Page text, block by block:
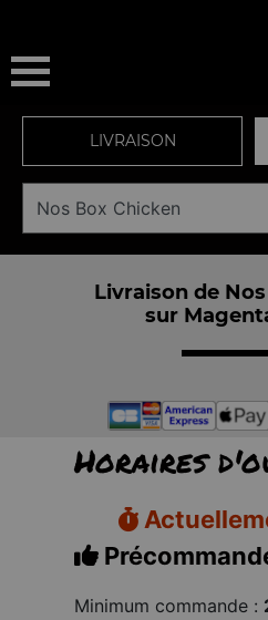
LIVRAISON
Livraison de
sur
Horaires
Minimum commande :